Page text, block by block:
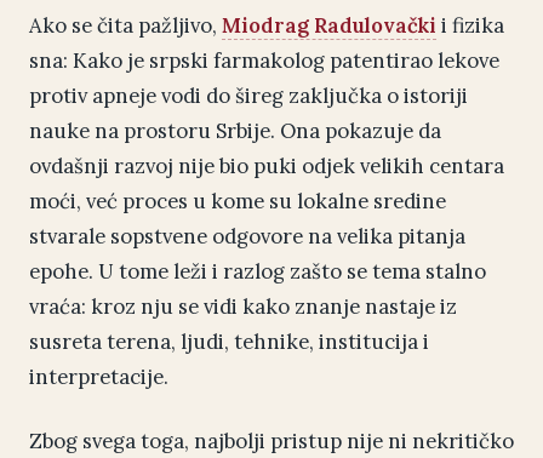
Ako se čita pažljivo, Miodrag Radulovački i fizika
sna: Kako je srpski farmakolog patentirao lekove
protiv apneje vodi do šireg zaključka o istoriji
nauke na prostoru Srbije. Ona pokazuje da
ovdašnji razvoj nije bio puki odjek velikih centara
moći, već proces u kome su lokalne sredine
stvarale sopstvene odgovore na velika pitanja
epohe. U tome leži i razlog zašto se tema stalno
vraća: kroz nju se vidi kako znanje nastaje iz
susreta terena, ljudi, tehnike, institucija i
interpretacije.
Zbog svega toga, najbolji pristup nije ni nekritičko